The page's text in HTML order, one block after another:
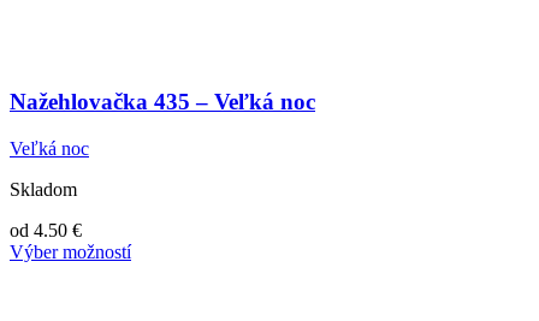
Nažehlovačka 435 – Veľká noc
Veľká noc
Skladom
od 4.50 €
Výber možností